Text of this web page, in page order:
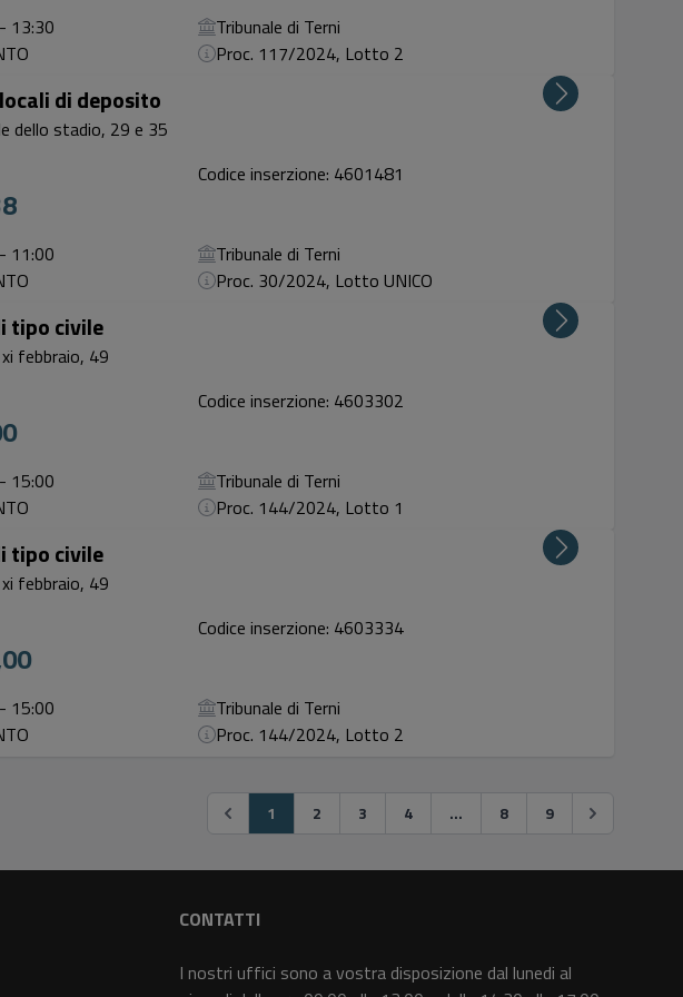
13:30
Tribunale di Terni
Proc. 117/2024, Lotto 2
di deposito
dello stadio, 29 e 35
Codice inserzione: 4601481
11:00
Tribunale di Terni
Proc. 30/2024, Lotto UNICO
tipo civile
febbraio, 49
Codice inserzione: 4603302
15:00
Tribunale di Terni
Proc. 144/2024, Lotto 1
tipo civile
febbraio, 49
Codice inserzione: 4603334
15:00
Tribunale di Terni
Proc. 144/2024, Lotto 2
1 2 3 4 ... 8 9
CONTATTI
I nostri uffici sono a vostra disposizione dal lunedi al